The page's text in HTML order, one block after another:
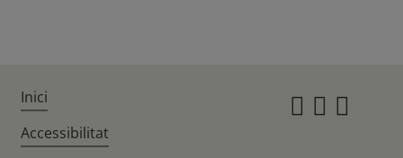
Inici
Accessibilitat